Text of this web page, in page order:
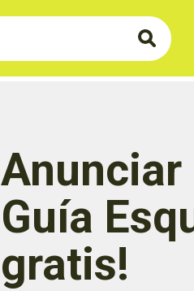
Anunciar
Guía
gratis!